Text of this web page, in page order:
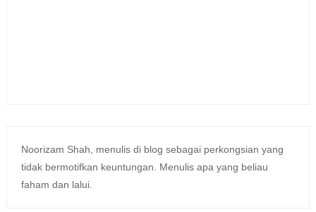
Noorizam Shah, menulis di blog sebagai perkongsian yang
tidak bermotifkan keuntungan. Menulis apa yang beliau
faham dan lalui.